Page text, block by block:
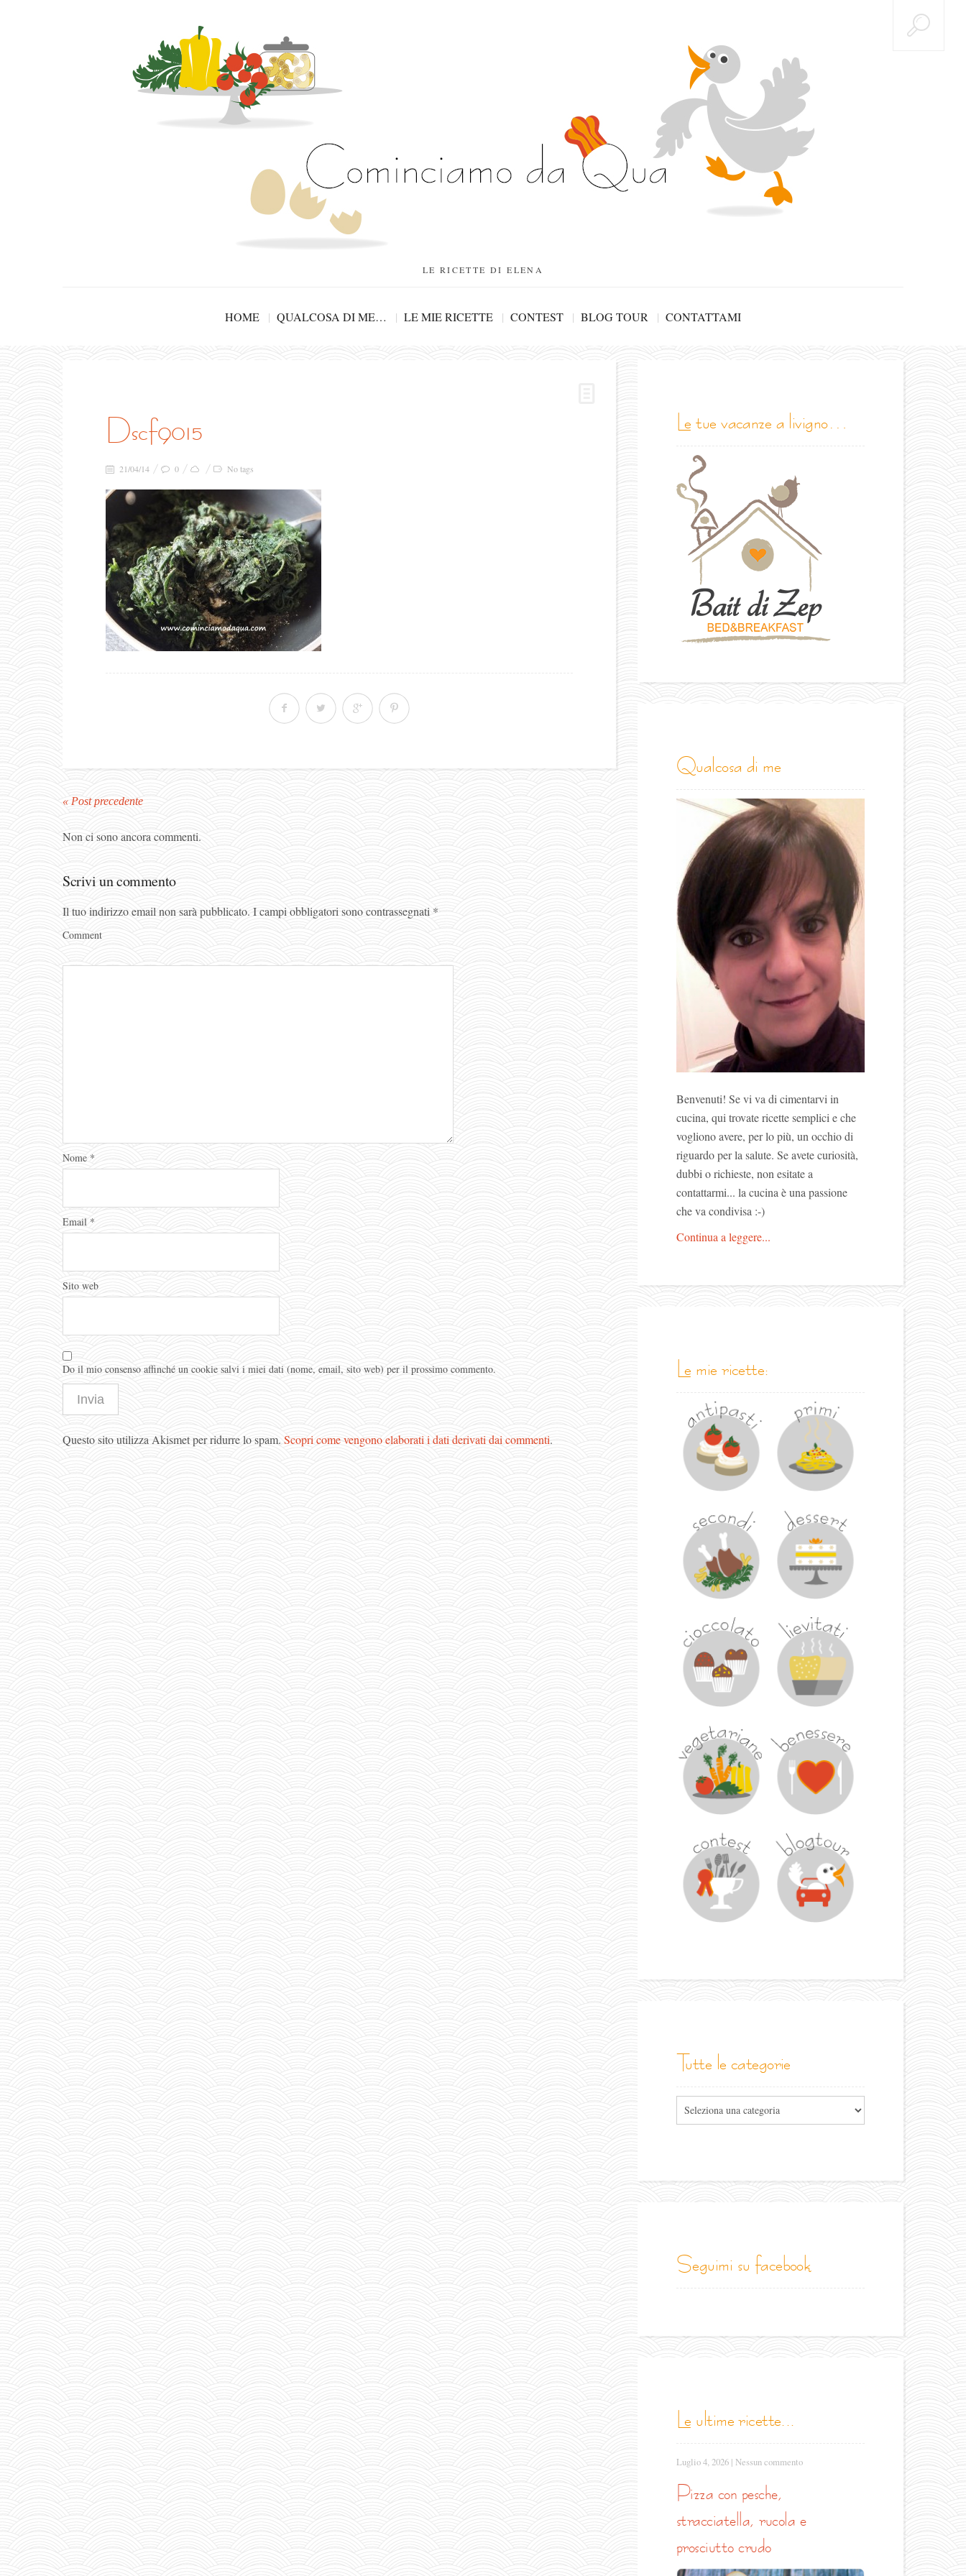
LE RICETTE DI ELENA
HOME QUALCOSA DI ME… LE MIE RICETTE CONTEST BLOG TOUR CONTATTAMI
dscf9015
21/04/14 0 No tags
« Post precedente
Non ci sono ancora commenti.
Scrivi un commento
Il tuo indirizzo email non sarà pubblicato. I campi obbligatori sono contrassegnati *
Comment
Nome *
Email *
Sito web
Do il mio consenso affinché un cookie salvi i miei dati (nome, email, sito web) per il prossimo commento.
Questo sito utilizza Akismet per ridurre lo spam. Scopri come vengono elaborati i dati derivati dai commenti.
le tue vacanze a livigno…
qualcosa di me
Benvenuti! Se vi va di cimentarvi in
cucina, qui trovate ricette semplici e che
vogliono avere, per lo più, un occhio di
riguardo per la salute. Se avete curiosità,
dubbi o richieste, non esitate a
contattarmi... la cucina è una passione
che va condivisa :-)
Continua a leggere...
le mie ricette:
tutte le categorie
seguimi su facebook
le ultime ricette...
Luglio 4, 2026 | Nessun commento
pizza con pesche,
stracciatella, rucola e
prosciutto crudo